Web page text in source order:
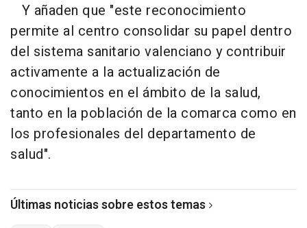
Y añaden que "este reconocimiento
permite al centro consolidar su papel dentro
del sistema sanitario valenciano y contribuir
activamente a la actualización de
conocimientos en el ámbito de la salud,
tanto en la población de la comarca como en
los profesionales del departamento de
salud".
Últimas noticias sobre estos temas